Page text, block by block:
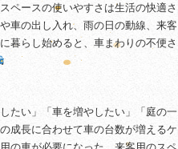
ペースの使いやすさは生活の快適さ
車の出し入れ、雨の日の動線、来客
暮らし始めると、車まわりの不便さ
たい」「車を増やしたい」「庭の一
成長に合わせて車の台数が増えるケ